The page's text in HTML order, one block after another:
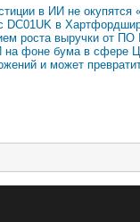
в ИИ не окупятся
DC01UK в
роста выручки от
на фоне бума в сфере
и может